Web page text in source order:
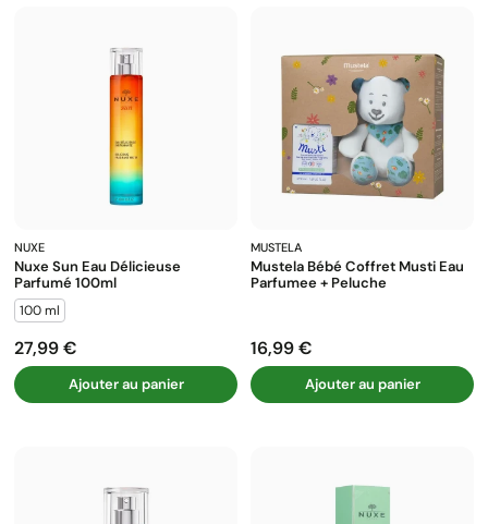
NUXE
Nuxe Sun Eau Délicieuse
Parfumé 100ml
100 ml
Prix
27,99 €
Ajouter au panier
MUSTELA
Mustela Bébé Coffret Musti Eau
Parfumee + Peluche
Prix
16,99 €
Ajouter au panier